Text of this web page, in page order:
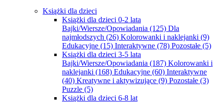
Książki dla dzieci
Książki dla dzieci 0-2 lata
Bajki/Wiersze/Opowiadania (125) Dla
najmłodszych (26) Kolorowanki i naklejanki (9)
Edukacyjne (15) Interaktywne (78) Pozostałe (5)
Książki dla dzieci 3-5 lata
Bajki/Wiersze/Opowiadania (187) Kolorowanki i
naklejanki (168) Edukacyjne (60) Interaktywne
(40) Kreatywne i aktywizujące (9) Pozostałe (3)
Puzzle (5)
Książki dla dzieci 6-8 lat